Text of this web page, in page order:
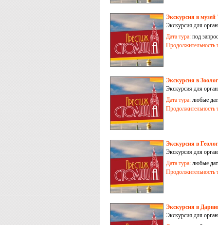
Экскурсия в
Экскурсия для
Дата тура: под запрос
Продолжительность
Экскурсия в
Экскурсия для
Дата тура: любые
Продолжительность
Экскурсия в
Экскурсия для
Дата тура: любые
Продолжительность
Экскурсия в
Экскурсия для